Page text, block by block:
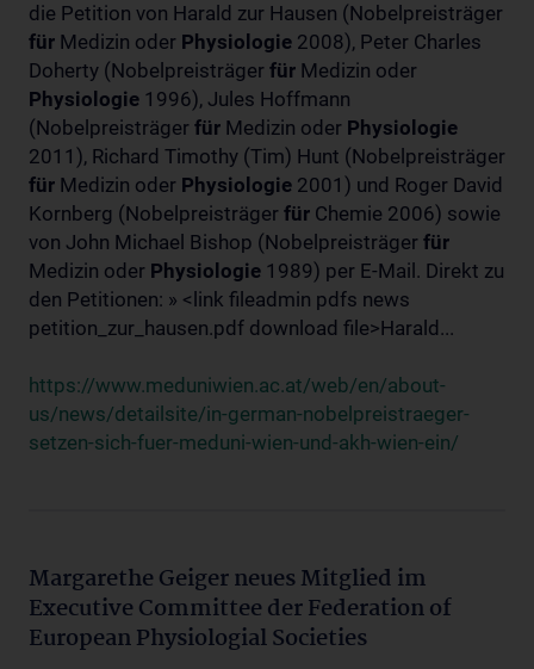
die Petition von Harald zur Hausen (Nobelpreisträger
für Medizin oder Physiologie 2008), Peter Charles
Doherty (Nobelpreisträger für Medizin oder
Physiologie 1996), Jules Hoffmann
(Nobelpreisträger für Medizin oder Physiologie
2011), Richard Timothy (Tim) Hunt (Nobelpreisträger
für Medizin oder Physiologie 2001) und Roger David
Kornberg (Nobelpreisträger für Chemie 2006) sowie
von John Michael Bishop (Nobelpreisträger für
Medizin oder Physiologie 1989) per E-Mail. Direkt zu
den Petitionen: » <link fileadmin pdfs news
petition_zur_hausen.pdf download file>Harald...
https://www.meduniwien.ac.at/web/en/about-
us/news/detailsite/in-german-nobelpreistraeger-
setzen-sich-fuer-meduni-wien-und-akh-wien-ein/
Margarethe Geiger neues Mitglied im
Executive Committee der Federation of
European Physiologial Societies